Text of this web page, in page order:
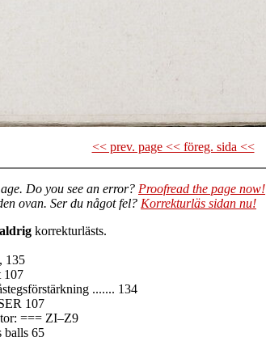
<< prev. page << föreg. sida <<
Do you see an error? Proofread the page now!
ovan. Ser du något fel? Korrekturläs sidan nu!
aldrig korrekturlästs.
135
107
....... 134
107
=== ZI–Z9
balls 65